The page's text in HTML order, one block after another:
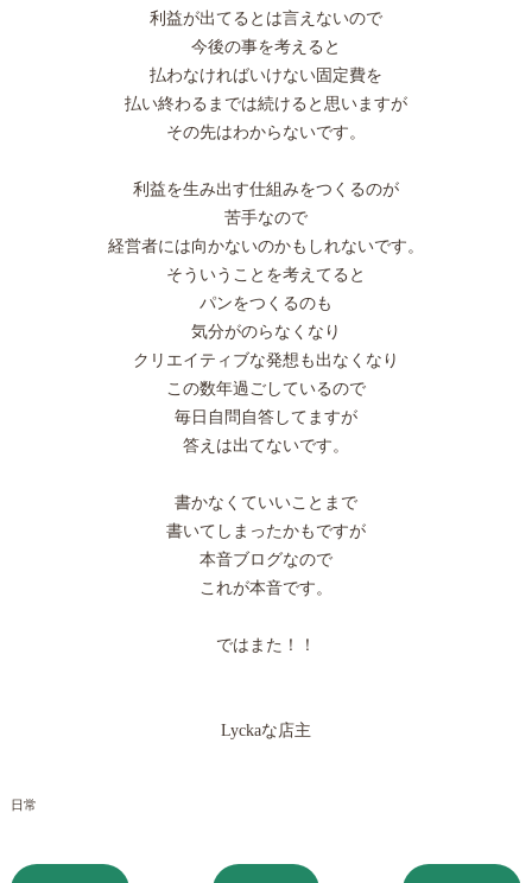
利益が出てるとは言えないので
今後の事を考えると
払わなければいけない固定費を
払い終わるまでは続けると思いますが
その先はわからないです。
利益を生み出す仕組みをつくるのが
苦手なので
経営者には向かないのかもしれないです。
そういうことを考えてると
パンをつくるのも
気分がのらなくなり
クリエイティブな発想も出なくなり
この数年過ごしているので
毎日自問自答してますが
答えは出てないです。
書かなくていいことまで
書いてしまったかもですが
本音ブログなので
これが本音です。
ではまた！！
Lyckaな店主
日常